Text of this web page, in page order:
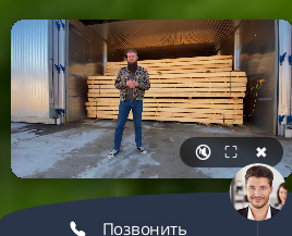
🔇 ⛶ ✖
Позвонить